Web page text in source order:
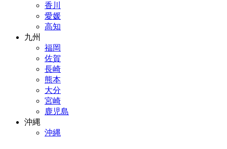
香川
愛媛
高知
九州
福岡
佐賀
長崎
熊本
大分
宮崎
鹿児島
沖縄
沖縄